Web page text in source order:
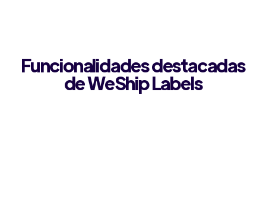
Funcionalidades destacadas
de WeShip Labels